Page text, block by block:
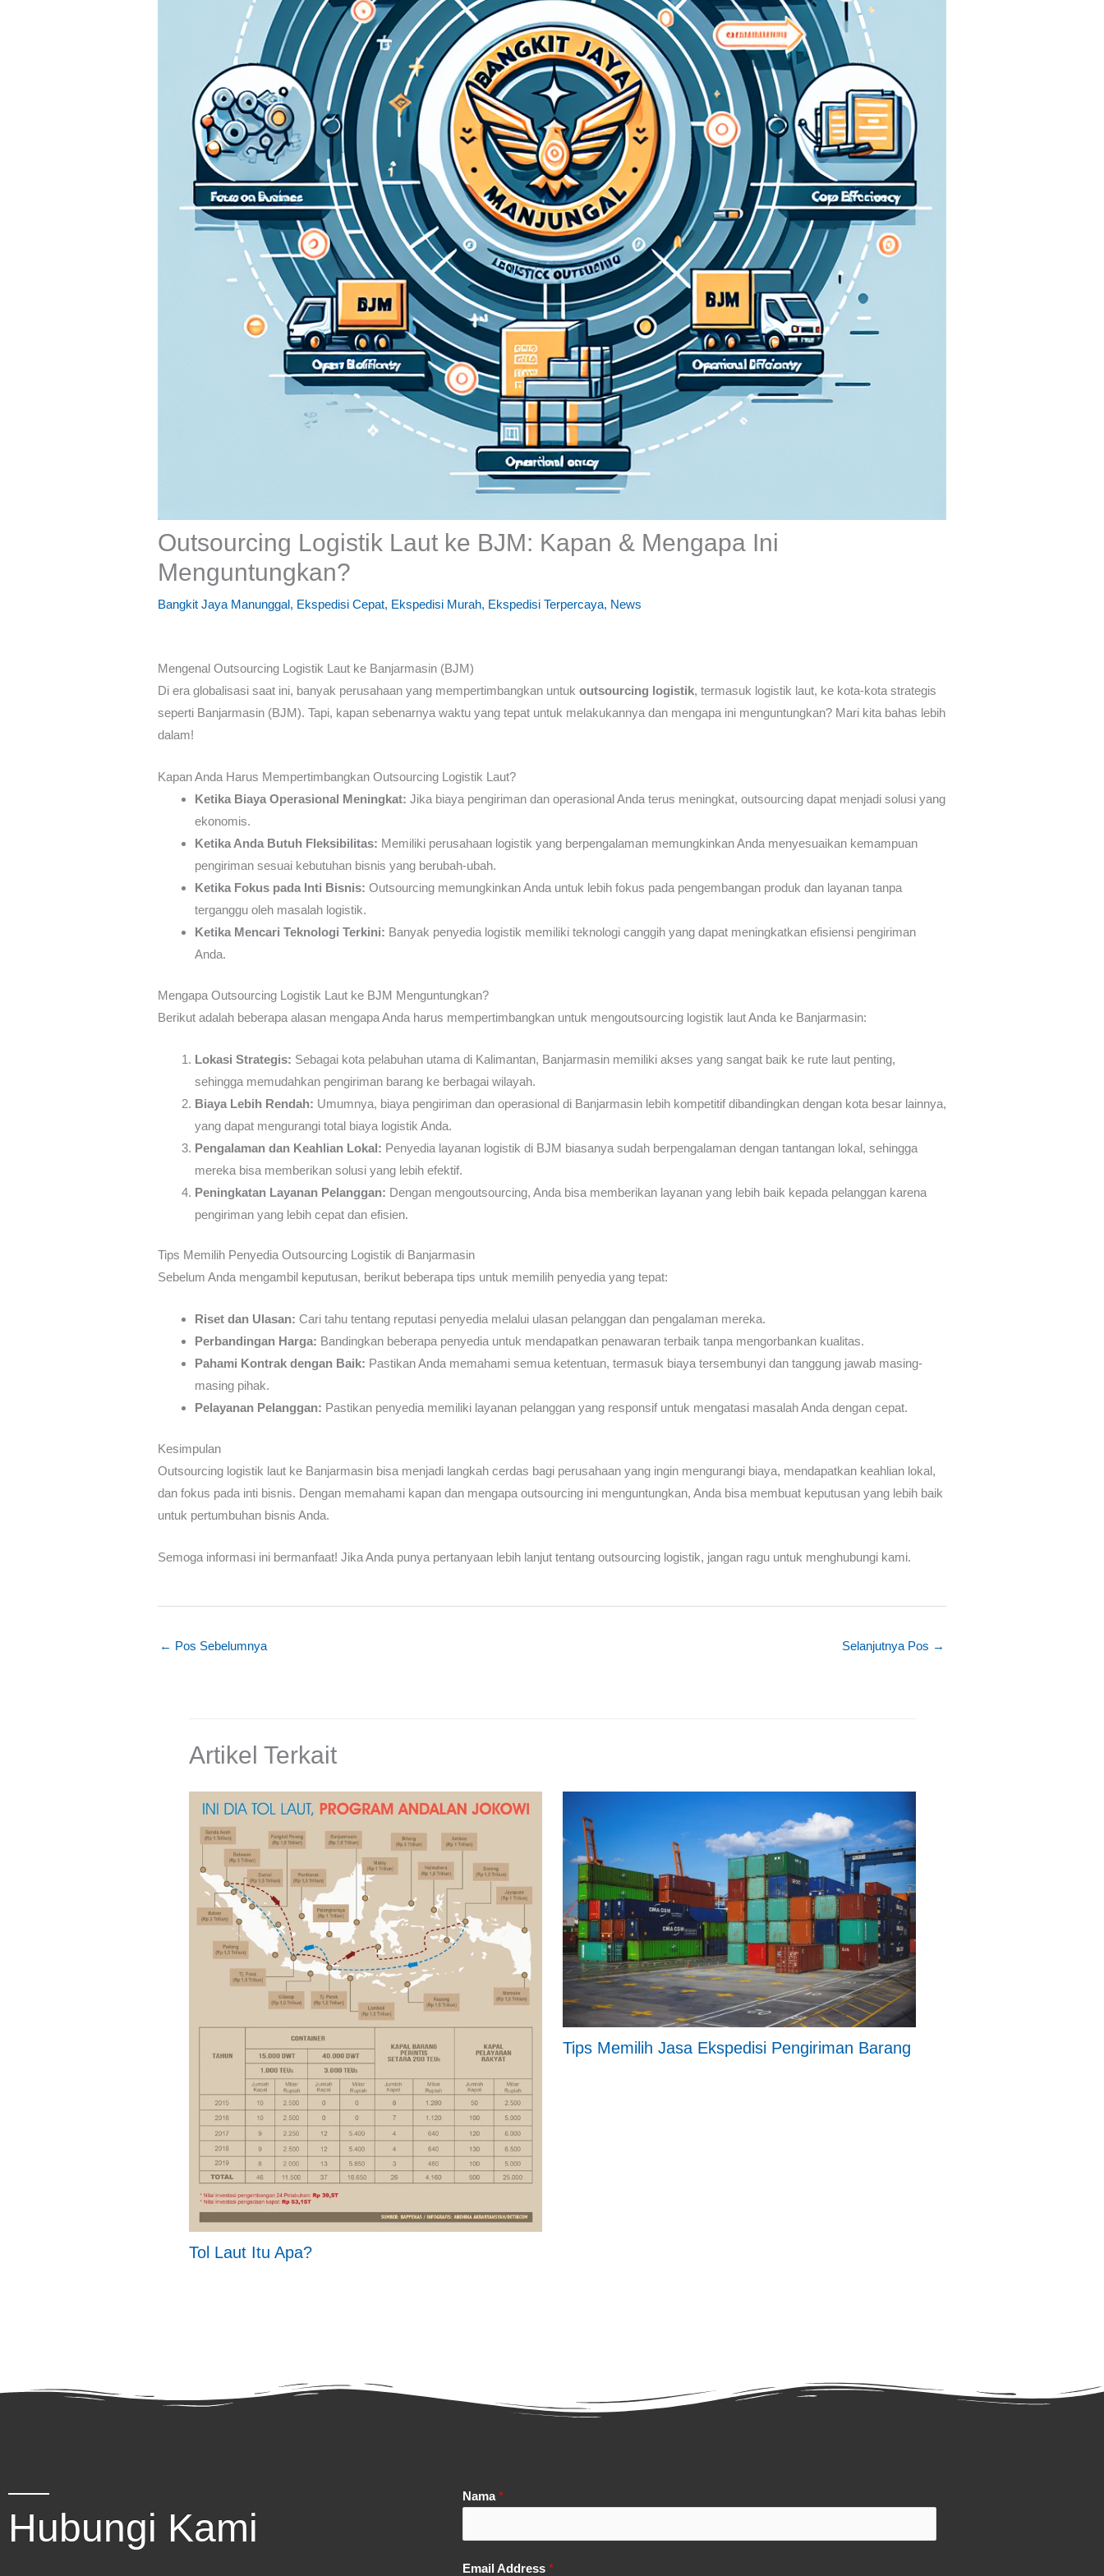
Outsourcing Logistik Laut ke BJM: Kapan & Mengapa Ini
Menguntungkan?
Bangkit Jaya Manunggal, Ekspedisi Cepat, Ekspedisi Murah, Ekspedisi Terpercaya, News
Mengenal Outsourcing Logistik Laut ke Banjarmasin (BJM)
Di era globalisasi saat ini, banyak perusahaan yang mempertimbangkan untuk outsourcing logistik, termasuk logistik laut, ke kota-kota strategis
seperti Banjarmasin (BJM). Tapi, kapan sebenarnya waktu yang tepat untuk melakukannya dan mengapa ini menguntungkan? Mari kita bahas lebih
dalam!
Kapan Anda Harus Mempertimbangkan Outsourcing Logistik Laut?
Ketika Biaya Operasional Meningkat: Jika biaya pengiriman dan operasional Anda terus meningkat, outsourcing dapat menjadi solusi yang
ekonomis.
Ketika Anda Butuh Fleksibilitas: Memiliki perusahaan logistik yang berpengalaman memungkinkan Anda menyesuaikan kemampuan
pengiriman sesuai kebutuhan bisnis yang berubah-ubah.
Ketika Fokus pada Inti Bisnis: Outsourcing memungkinkan Anda untuk lebih fokus pada pengembangan produk dan layanan tanpa
terganggu oleh masalah logistik.
Ketika Mencari Teknologi Terkini: Banyak penyedia logistik memiliki teknologi canggih yang dapat meningkatkan efisiensi pengiriman
Anda.
Mengapa Outsourcing Logistik Laut ke BJM Menguntungkan?
Berikut adalah beberapa alasan mengapa Anda harus mempertimbangkan untuk mengoutsourcing logistik laut Anda ke Banjarmasin:
Lokasi Strategis: Sebagai kota pelabuhan utama di Kalimantan, Banjarmasin memiliki akses yang sangat baik ke rute laut penting,
sehingga memudahkan pengiriman barang ke berbagai wilayah.
Biaya Lebih Rendah: Umumnya, biaya pengiriman dan operasional di Banjarmasin lebih kompetitif dibandingkan dengan kota besar lainnya,
yang dapat mengurangi total biaya logistik Anda.
Pengalaman dan Keahlian Lokal: Penyedia layanan logistik di BJM biasanya sudah berpengalaman dengan tantangan lokal, sehingga
mereka bisa memberikan solusi yang lebih efektif.
Peningkatan Layanan Pelanggan: Dengan mengoutsourcing, Anda bisa memberikan layanan yang lebih baik kepada pelanggan karena
pengiriman yang lebih cepat dan efisien.
Tips Memilih Penyedia Outsourcing Logistik di Banjarmasin
Sebelum Anda mengambil keputusan, berikut beberapa tips untuk memilih penyedia yang tepat:
Riset dan Ulasan: Cari tahu tentang reputasi penyedia melalui ulasan pelanggan dan pengalaman mereka.
Perbandingan Harga: Bandingkan beberapa penyedia untuk mendapatkan penawaran terbaik tanpa mengorbankan kualitas.
Pahami Kontrak dengan Baik: Pastikan Anda memahami semua ketentuan, termasuk biaya tersembunyi dan tanggung jawab masing-
masing pihak.
Pelayanan Pelanggan: Pastikan penyedia memiliki layanan pelanggan yang responsif untuk mengatasi masalah Anda dengan cepat.
Kesimpulan
Outsourcing logistik laut ke Banjarmasin bisa menjadi langkah cerdas bagi perusahaan yang ingin mengurangi biaya, mendapatkan keahlian lokal,
dan fokus pada inti bisnis. Dengan memahami kapan dan mengapa outsourcing ini menguntungkan, Anda bisa membuat keputusan yang lebih baik
untuk pertumbuhan bisnis Anda.
Semoga informasi ini bermanfaat! Jika Anda punya pertanyaan lebih lanjut tentang outsourcing logistik, jangan ragu untuk menghubungi kami.
← Pos Sebelumnya Selanjutnya Pos →
Artikel Terkait
Tol Laut Itu Apa?
Tips Memilih Jasa Ekspedisi Pengiriman Barang
Hubungi Kami
Nama*
Email Address *